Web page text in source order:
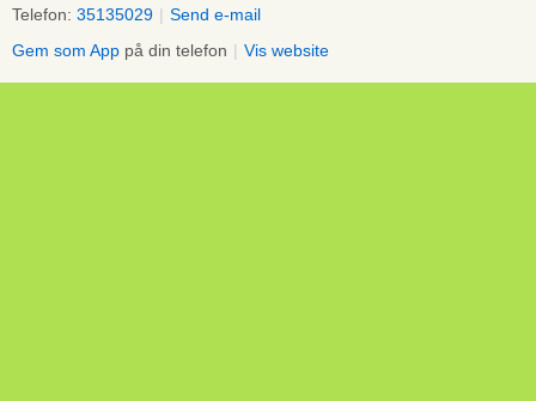
Telefon: 35135029 | Send e-mail
Gem som App på din telefon | Vis website